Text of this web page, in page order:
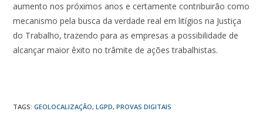
aumento nos próximos anos e certamente contribuirão como
mecanismo pela busca da verdade real em litígios na Justiça
do Trabalho, trazendo para as empresas a possibilidade de
alcançar maior êxito no trâmite de ações trabalhistas.
TAGS:GEOLOCALIZAÇÃO, LGPD, PROVAS DIGITAIS